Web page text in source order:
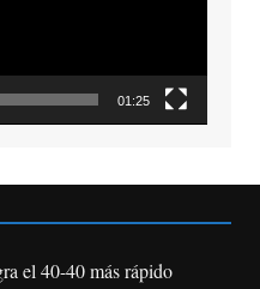
01:25
el 40-40 más rápido